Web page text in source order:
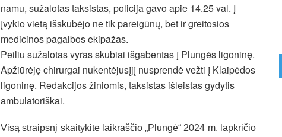
namu, sužalotas taksistas, policija gavo apie 14.25 val. Į
įvykio vietą išskubėjo ne tik pareigūnų, bet ir greitosios
medicinos pagalbos ekipažas.
Peiliu sužalotas vyras skubiai išgabentas į Plungės ligoninę.
Apžiūrėję chirurgai nukentėjusįjį nusprendė vežti į Klaipėdos
ligoninę. Redakcijos žiniomis, taksistas išleistas gydytis
ambulatoriškai.
Visą straipsnį skaitykite laikraščio „Plungė“ 2024 m. lapkričio